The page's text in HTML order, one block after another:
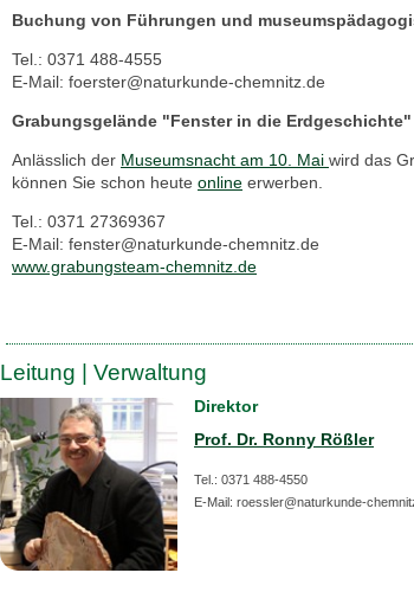
Buchung von Führungen und
Tel.: 0371 488-4555
E-Mail: foerster@naturkunde-chemnitz.de
Grabungsgelände "Fenster in die Erdgeschichte"
Anlässlich der Museumsnacht am 10. Mai wird das
können Sie schon heute online erwerben.
Tel.: 0371 27369367
E-Mail: fenster@naturkunde-chemnitz.de
www.grabungsteam-chemnitz.de
Leitung | Verwaltung
Direktor
Prof. Dr. Ronny Rößler
Tel.: 0371 488-4550
E-Mail: roessler@naturkunde-